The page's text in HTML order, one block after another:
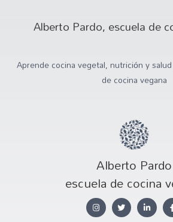
Alberto Pardo, escuela de
Aprende cocina vegetal, nutrición y
de cocina vegana
Alberto Pardo
escuela de cocina